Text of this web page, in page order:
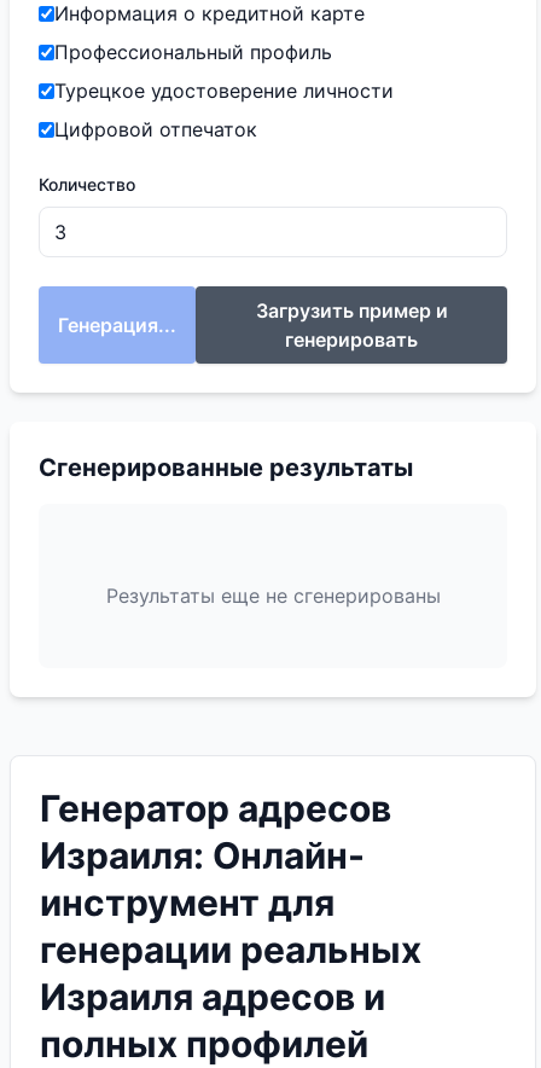
Информация о кредитной карте
Профессиональный профиль
Турецкое удостоверение личности
Цифровой отпечаток
Количество
Генерация...
Загрузить пример и
генерировать
Сгенерированные результаты
Результаты еще не сгенерированы
Генератор адресов
Израиля: Онлайн-
инструмент для
генерации реальных
Израиля адресов и
полных профилей